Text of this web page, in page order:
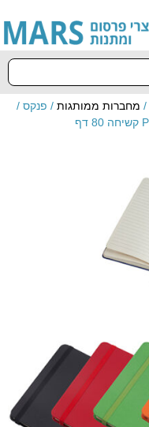
/ מחברות ממותגות / פנקס /